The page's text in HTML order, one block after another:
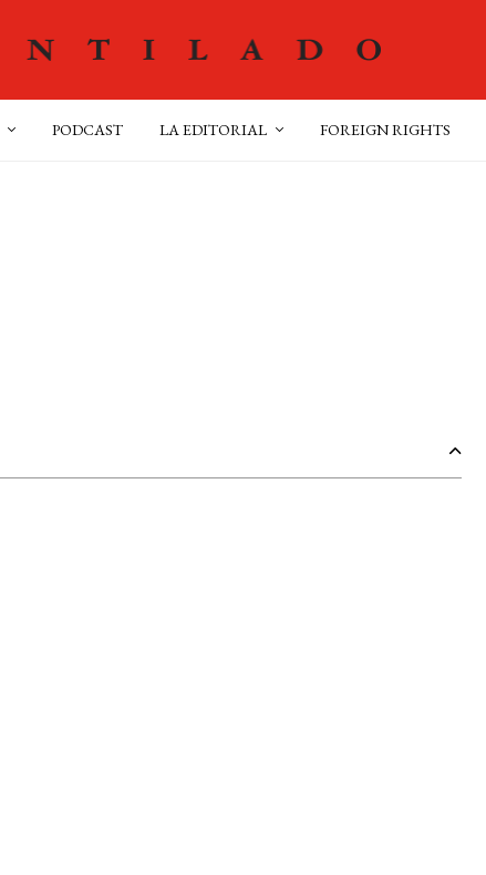
PODCAST LA EDITORIAL FOREIGN RIGHTS